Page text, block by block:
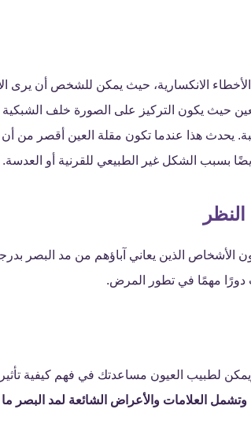
الانكسارية، حيث يمكن للشخص أن يرى
حيث يكون التركيز على الصورة خلف الشبكية
يحدث هذا عندما تكون مقلة العين أقصر من
بسبب الشكل غير الطبيعي للقرنية أو العدسة.
الذين يعاني آباؤهم من مد البصر
دورًا مهمًا في تطور المرض.
لطبيب العيون مساعدتك في فهم كيفية
وتشمل العلامات والأعراض الشائعة لمد البصر